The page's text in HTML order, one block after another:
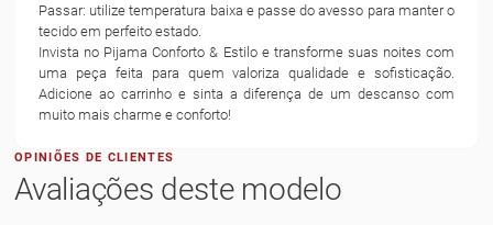
Passar: utilize temperatura baixa e passe do avesso para manter o
tecido em perfeito estado.
Invista no Pijama Conforto & Estilo e transforme suas noites com
uma peça feita para quem valoriza qualidade e sofisticação.
Adicione ao carrinho e sinta a diferença de um descanso com
muito mais charme e conforto!
OPINIÕES DE CLIENTES
Avaliações deste modelo